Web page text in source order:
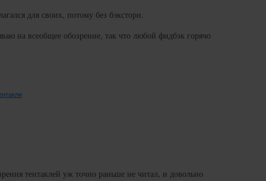
для своих, потому без бэкстори.
на всеобщее обозрение, так что любой фидбэк горячо
тентаклей уж точно раньше не читал, и довольно